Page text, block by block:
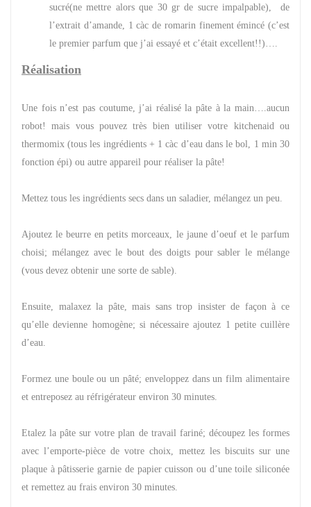
sucré(ne mettre alors que 30 gr de sucre impalpable), de
l’extrait d’amande, 1 càc de romarin finement émincé (c’est
le premier parfum que j’ai essayé et c’était excellent!!)….
Réalisation
Une fois n’est pas coutume, j’ai réalisé la pâte à la main….aucun
robot! mais vous pouvez très bien utiliser votre kitchenaid ou
thermomix (tous les ingrédients + 1 càc d’eau dans le bol, 1 min 30
fonction épi) ou autre appareil pour réaliser la pâte!
Mettez tous les ingrédients secs dans un saladier, mélangez un peu.
Ajoutez le beurre en petits morceaux, le jaune d’oeuf et le parfum
choisi; mélangez avec le bout des doigts pour sabler le mélange
(vous devez obtenir une sorte de sable).
Ensuite, malaxez la pâte, mais sans trop insister de façon à ce
qu’elle devienne homogène; si nécessaire ajoutez 1 petite cuillère
d’eau.
Formez une boule ou un pâté; enveloppez dans un film alimentaire
et entreposez au réfrigérateur environ 30 minutes.
Etalez la pâte sur votre plan de travail fariné; découpez les formes
avec l’emporte-pièce de votre choix, mettez les biscuits sur une
plaque à pâtisserie garnie de papier cuisson ou d’une toile siliconée
et remettez au frais environ 30 minutes.